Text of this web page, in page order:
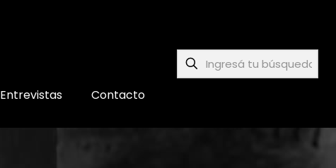
Entrevistas Contacto